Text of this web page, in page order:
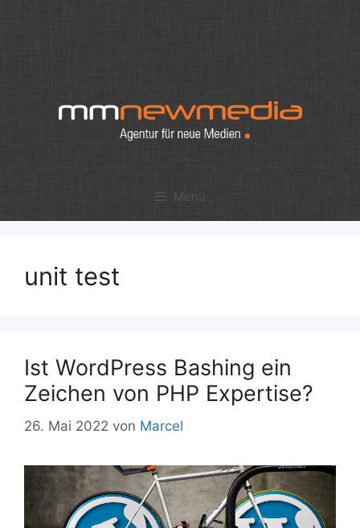
Menü
unit test
Ist WordPress Bashing ein
Zeichen von PHP Expertise?
26. Mai 2022 von Marcel